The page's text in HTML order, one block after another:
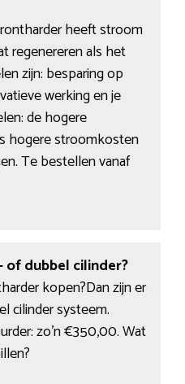
heeft stroom
regenereren als het
zijn: besparing op
werking en je
de hogere
hogere stroomkosten
Te bestellen vanaf
dubbel cilinder?
kopen?Dan zijn er
cilinder systeem.
zo’n €350,00. Wat